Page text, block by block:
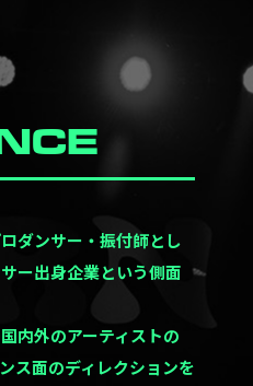
ダンサー・振付師とし
ー出身企業という側面
内外のアーティストの
ス面のディレクションを